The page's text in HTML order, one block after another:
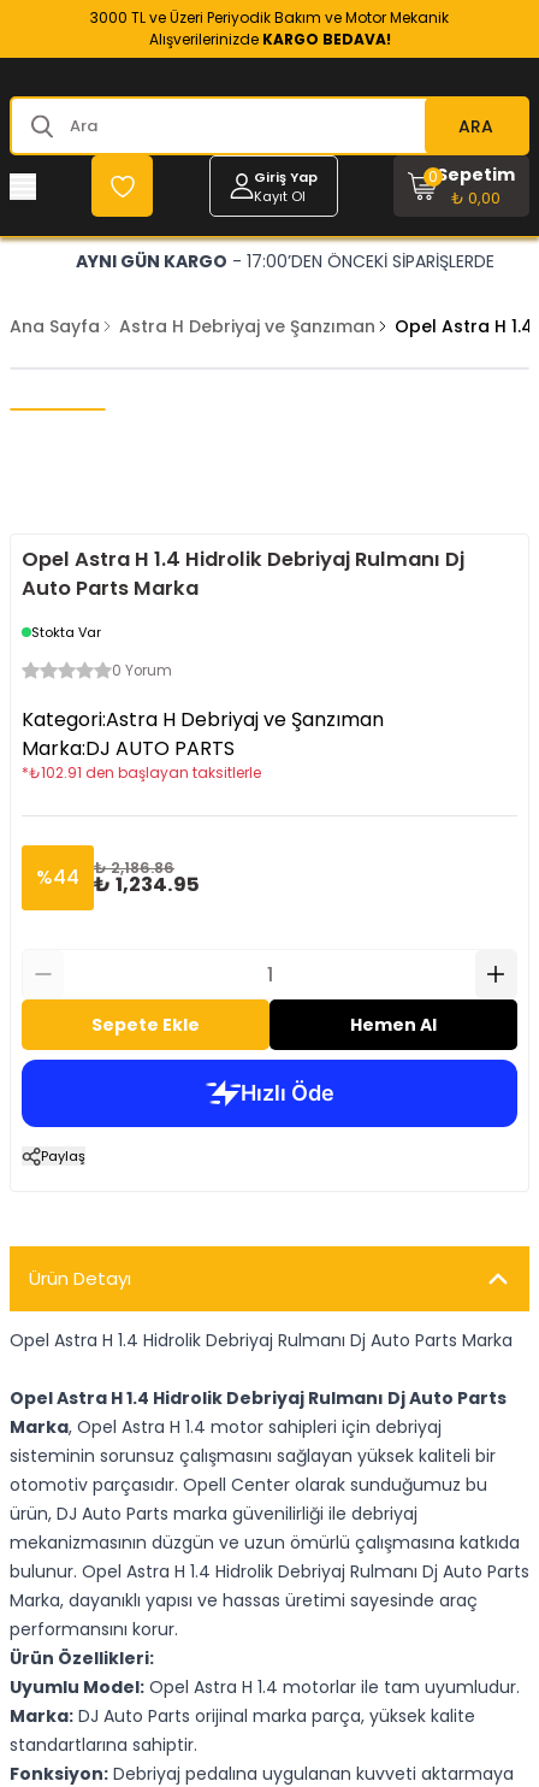
3000 TL ve Üzeri Periyodik Bakım ve Motor Mekanik
Alışverilerinizde KARGO BEDAVA!
ARA
Giriş Yap
Kayıt Ol
Sepetim
₺ 0,00
0
AYNI GÜN KARGO - 17:00’DEN ÖNCEKİ SİPARİŞLERDE
Ana Sayfa Astra H Debriyaj ve Şanzıman Opel Astra H
Opel Astra H 1.4 Hidrolik Debriyaj Rulmanı Dj
Auto Parts Marka
Stokta Var
0 Yorum
Kategori:Astra H Debriyaj ve Şanzıman
Marka:DJ AUTO PARTS
*₺102.91 den başlayan taksitlerle
%44 ₺ 2,186.86
₺ 1,234.95
Sepete Ekle Hemen Al
Paylaş
Ürün Detayı
Opel Astra H 1.4 Hidrolik Debriyaj Rulmanı Dj Auto Parts Marka
Opel Astra H 1.4 Hidrolik Debriyaj Rulmanı Dj Auto Parts
Marka, Opel Astra H 1.4 motor sahipleri için debriyaj
sisteminin sorunsuz çalışmasını sağlayan yüksek kaliteli bir
otomotiv parçasıdır. Opell Center olarak sunduğumuz bu
ürün, DJ Auto Parts marka güvenilirliği ile debriyaj
mekanizmasının düzgün ve uzun ömürlü çalışmasına katkıda
bulunur. Opel Astra H 1.4 Hidrolik Debriyaj Rulmanı Dj Auto Parts
Marka, dayanıklı yapısı ve hassas üretimi sayesinde araç
performansını korur.
Ürün Özellikleri:
Uyumlu Model: Opel Astra H 1.4 motorlar ile tam uyumludur.
Marka: DJ Auto Parts orijinal marka parça, yüksek kalite
standartlarına sahiptir.
Fonksiyon: Debriyaj pedalına uygulanan kuvveti aktarmaya